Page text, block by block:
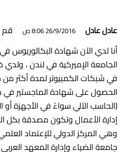
عادل عادل 26/9/2016 8:06 ص
قم
أنا لدي الآن شهادة البكالوريوس
الجامعة الإميركية في لندن ،
في شبكات الكمبيوتر لمدة أكثر
الحصول على شهادة الماجستير في
(الحاسب الآلي سواءً في الأجهزة
إدارة الأعمال وتكون مصدقة بكل
وهي المركز الدولي للإعتماد
جامعة الضياء وإدارة المعهد العربي